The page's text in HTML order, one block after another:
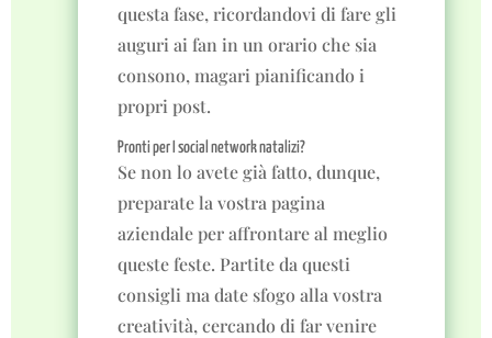
questa fase, ricordandovi di fare gli
auguri ai fan in un orario che sia
consono, magari pianificando i
propri post.
Pronti per I social network natalizi?
Se non lo avete già fatto, dunque,
preparate la vostra pagina
aziendale per affrontare al meglio
queste feste. Partite da questi
consigli ma date sfogo alla vostra
creatività, cercando di far venire